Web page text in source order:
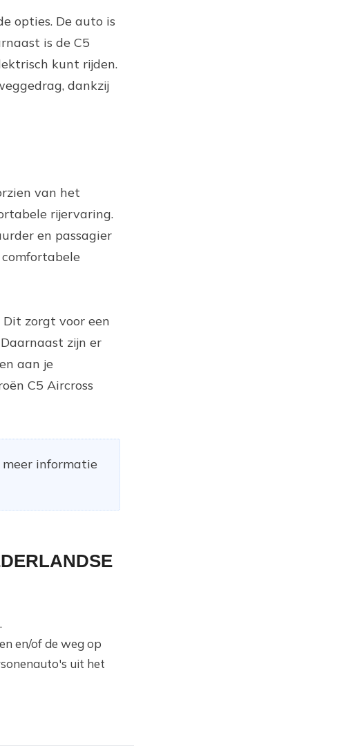
opties. De auto is
is de C5
kunt rijden.
dankzij
van het
rijervaring.
en passagier
zorgt voor een
zijn er
aan je
C5 Aircross
meer informatie
.
en/of de weg op
uit het